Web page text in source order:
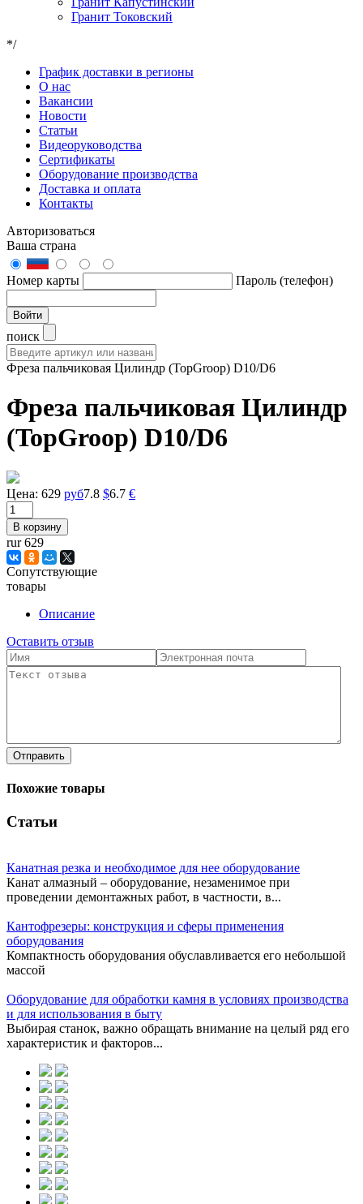
Гранит Токовский
*/
График доставки в регионы
О нас
Вакансии
Новости
Статьи
Видеоруководства
Сертификаты
Оборудование производства
Доставка и оплата
Контакты
Авторизоваться
Ваша страна
Номер карты Пароль (телефон)
Войти
поиск
Фреза пальчиковая Цилиндр (TopGroop) D10/D6
Фреза пальчиковая Цилиндр
(TopGroop) D10/D6
Цена: 629 руб7.8 $6.7 €
rur 629
Сопутствующие
товары
Описание
Оставить отзыв
Отправить
Похожие товары
Статьи
Канатная резка и необходимое для нее оборудование
Канат алмазный – оборудование, незаменимое при
проведении демонтажных работ, в частности, в...
Кантофрезеры: конструкция и сферы применения
оборудования
Компактность оборудования обуславливается его небольшой
массой
Оборудование для обработки камня в условиях производства
и для использования в быту
Выбирая станок, важно обращать внимание на целый ряд его
характеристик и факторов...